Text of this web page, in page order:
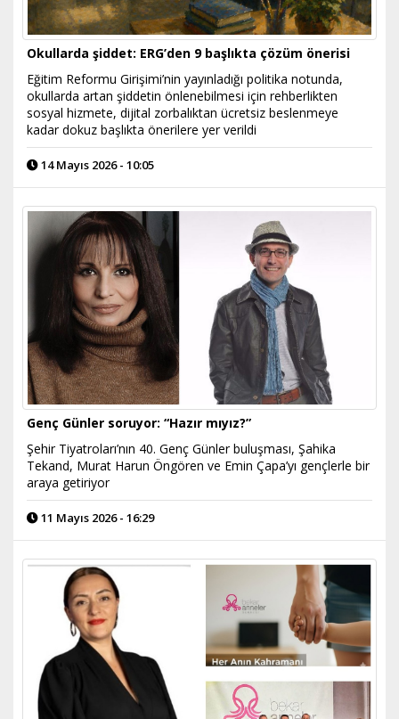
Okullarda şiddet: ERG’den 9 başlıkta çözüm önerisi
Eğitim Reformu Girişimi’nin yayınladığı politika notunda,
okullarda artan şiddetin önlenebilmesi için rehberlikten
sosyal hizmete, dijital zorbalıktan ücretsiz beslenmeye
kadar dokuz başlıkta önerilere yer verildi
14 Mayıs 2026 - 10:05
Genç Günler soruyor: “Hazır mıyız?”
Şehir Tiyatroları’nın 40. Genç Günler buluşması, Şahika
Tekand, Murat Harun Öngören ve Emin Çapa’yı gençlerle bir
araya getiriyor
11 Mayıs 2026 - 16:29